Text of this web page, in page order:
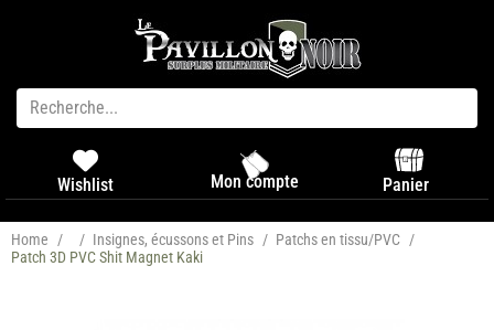
Wishlist Mon compte Panier
Home / / Insignes, écussons et Pins / Patchs en tissu/PVC /
Patch 3D PVC Shit Magnet Kaki